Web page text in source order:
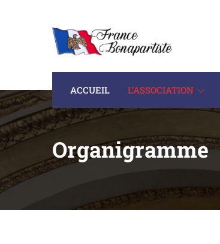
ACCUEIL L’ASSOCIATION
Organigramme